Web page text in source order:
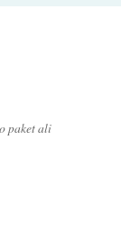
paket ali